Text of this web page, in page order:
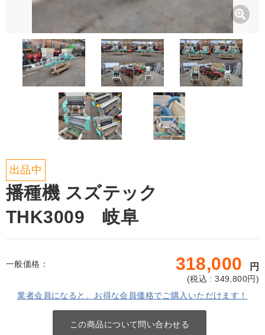
出品中
播種機 スズテック
THK3009 岐阜
一般価格： 318,000 円
(税込 : 349,800円)
業者会員になると、お得な会員価格でご購入いただけます！
この商品について問い合わせる